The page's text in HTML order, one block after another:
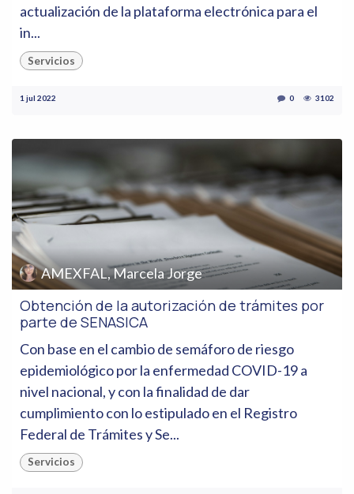
actualización de la plataforma electrónica para el
in...
Servicios
1 jul 2022 0 3102
AMEXFAL, Marcela Jorge
Obtención de la autorización de trámites por
parte de SENASICA
Con base en el cambio de semáforo de riesgo
epidemiológico por la enfermedad COVID-19 a
nivel nacional, y con la finalidad de dar
cumplimiento con lo estipulado en el Registro
Federal de Trámites y Se...
Servicios